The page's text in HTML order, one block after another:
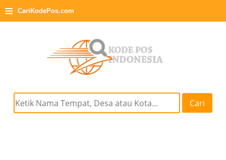
≡ CariKodePos.com
Cari